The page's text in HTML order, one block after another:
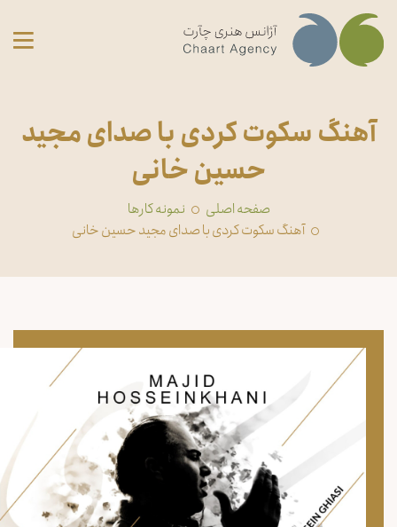
آهنگ سکوت کردی با صدای مجید
حسین خانی
صفحه اصلی
‏نمونه کارها
آهنگ سکوت کردی با صدای مجید حسین خانی